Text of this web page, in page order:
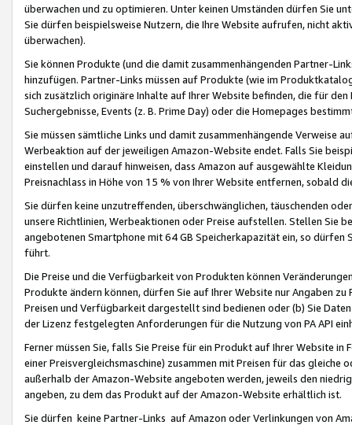
überwachen und zu optimieren. Unter keinen Umständen dürfen Sie
Sie dürfen beispielsweise Nutzern, die Ihre Website aufrufen, nicht
überwachen).
Sie können Produkte (und die damit zusammenhängenden Partner-
hinzufügen. Partner-Links müssen auf Produkte (wie im
sich zusätzlich originäre Inhalte auf Ihrer Website befinden, die für
Suchergebnisse, Events (z. B. Prime Day) oder die Homepages
Sie müssen sämtliche Links und damit zusammenhängende
Werbeaktion auf der jeweiligen Amazon-Website endet. Falls Sie
einstellen und darauf hinweisen, dass Amazon auf ausgewählte
Preisnachlass in Höhe von 15 % von Ihrer Website entfernen, sobald
Sie dürfen keine unzutreffenden, überschwänglichen, täuschenden
unsere Richtlinien, Werbeaktionen oder Preise aufstellen. Stellen Sie
angebotenen Smartphone mit 64 GB Speicherkapazität ein, so dürfen
führt.
Die Preise und die Verfügbarkeit von Produkten können
Produkte ändern können, dürfen Sie auf Ihrer Website nur Angaben
Preisen und Verfügbarkeit dargestellt sind bedienen oder (b) Sie
der Lizenz festgelegten Anforderungen für die Nutzung von PA API
Ferner müssen Sie, falls Sie Preise für ein Produkt auf Ihrer Website
einer Preisvergleichsmaschine) zusammen mit Preisen für das
außerhalb der Amazon-Website angeboten werden, jeweils den
angeben, zu dem das Produkt auf der Amazon-Website erhältlich ist.
Sie dürfen keine Partner-Links auf Amazon oder Verlinkungen von